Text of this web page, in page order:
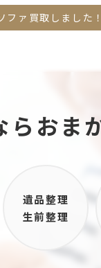
ファ買取しました
らおま
遺品整理
生前整理